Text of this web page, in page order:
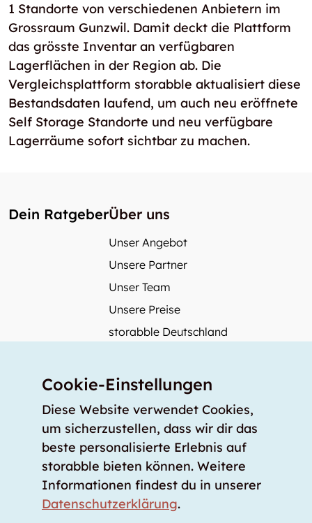
1 Standorte von verschiedenen Anbietern im
Grossraum Gunzwil. Damit deckt die Plattform
das grösste Inventar an verfügbaren
Lagerflächen in der Region ab. Die
Vergleichsplattform storabble aktualisiert diese
Bestandsdaten laufend, um auch neu eröffnete
Self Storage Standorte und neu verfügbare
Lagerräume sofort sichtbar zu machen.
Dein RatgeberÜber uns
Unser Angebot
Unsere Partner
Unser Team
Unsere Preise
storabble Deutschland
Mehr über storabble
Medienbeiträge
Wie gross muss ein Lagerraum sein?
Was kostet ein Lagerraum?
Für Lageranbieter
Cookie-Einstellungen
Diese Website verwendet Cookies,
um sicherzustellen, dass wir dir das
beste personalisierte Erlebnis auf
storabble bieten können. Weitere
Informationen findest du in unserer
Datenschutzerklärung.